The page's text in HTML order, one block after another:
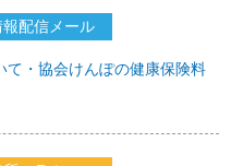
配信メール
て・協会けんぽの健康保険料